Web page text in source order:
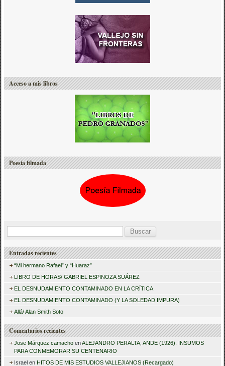
Acceso a mis libros
Poesía filmada
s
r
Entradas recientes
“Mi hermano Rafael” y “Huaraz”
LIBRO DE HORAS/ GABRIEL ESPINOZA SUÁREZ
EL DESNUDAMIENTO CONTAMINADO EN LA CRÍTICA
EL DESNUDAMIENTO CONTAMINADO (Y LA SOLEDAD IMPURA)
Allá/ Alan Smith Soto
Comentarios recientes
Jose Márquez camacho enALEJANDRO PERALTA, ANDE (1926). INSUMOS
PARA CONMEMORAR SU CENTENARIO
Israel en HITOS DE MIS ESTUDIOS VALLEJIANOS (Recargado)